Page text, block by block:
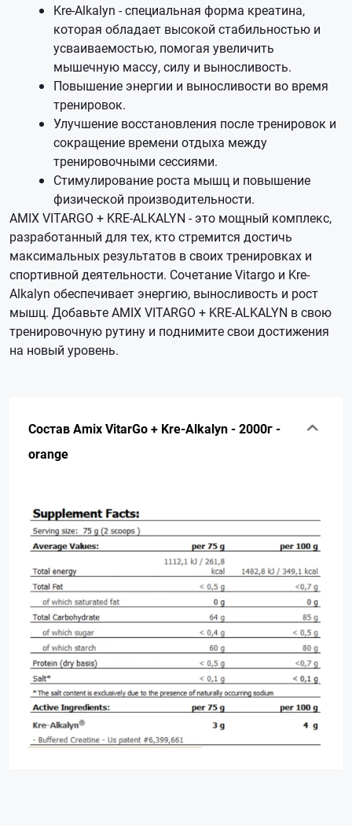
Kre-Alkalyn - специальная форма креатина,
которая обладает высокой стабильностью и
усваиваемостью, помогая увеличить
мышечную массу, силу и выносливость.
Повышение энергии и выносливости во время
тренировок.
Улучшение восстановления после тренировок и
сокращение времени отдыха между
тренировочными сессиями.
Стимулирование роста мышц и повышение
физической производительности.
AMIX VITARGO + KRE-ALKALYN - это мощный комплекс,
разработанный для тех, кто стремится достичь
максимальных результатов в своих тренировках и
спортивной деятельности. Сочетание Vitargo и Kre-
Alkalyn обеспечивает энергию, выносливость и рост
мышц. Добавьте AMIX VITARGO + KRE-ALKALYN в свою
тренировочную рутину и поднимите свои достижения
на новый уровень.
Состав Amix VitarGo + Kre-Alkalyn - 2000г -
orange